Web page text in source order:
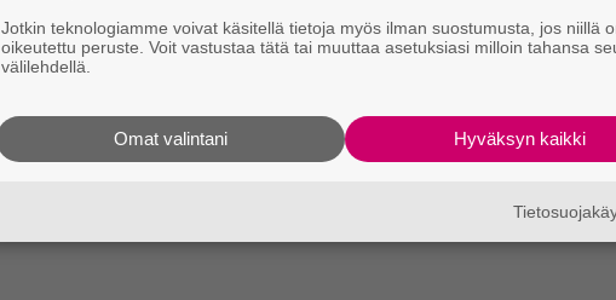
Jotkin teknologiamme voivat käsitellä tietoja myös ilman suostumusta, jos niillä
oikeutettu peruste. Voit vastustaa tätä tai muuttaa asetuksiasi milloin tahansa
välilehdellä.
Hyväksyn kaikki
Omat valintani